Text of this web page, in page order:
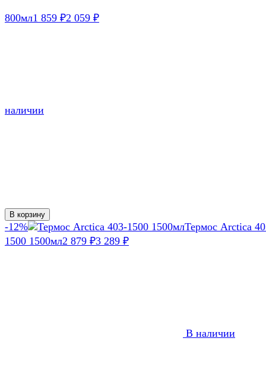
800мл1 859 ₽2 059 ₽
наличии
В корзину
-12%
Термос Arctica
1500 1500мл2 879 ₽3 289 ₽
В наличии